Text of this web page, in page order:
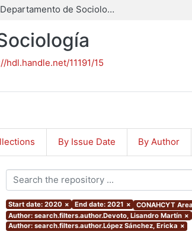
Departamento de Sociología
hdl.handle.net/11191/15
By Issue Date By Author
Start date: 2020 × End date: 2021 × CONAHCYT
Author: search.filters.author.Devoto, Lisandro Martín ×
Author: search.filters.author.López Sánchez, Ericka ×